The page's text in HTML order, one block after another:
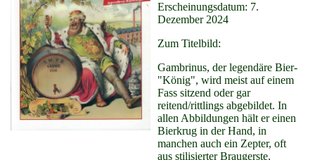
Erscheinungsdatum: 7.
Dezember 2024
Zum Titelbild:
Gambrinus, der legendäre Bier-
"König", wird meist auf einem
Fass sitzend oder gar
reitend/rittlings abgebildet. In
allen Abbildungen hält er einen
Bierkrug in der Hand, in
manchen auch ein Zepter, oft
aus stilisierter Braugerste.